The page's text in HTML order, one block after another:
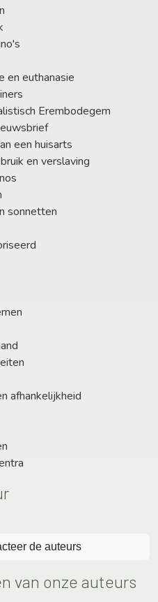
en euthanasie
Erembodegem
een huisarts
en verslaving
sonnetten
afhankelijkheid
de auteurs
van onze auteurs